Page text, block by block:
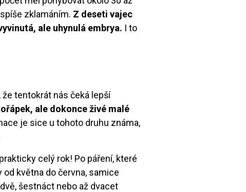
zklamáním. Z deseti vajec
ale uhynulá embrya. I to
tentokrát nás čeká lepší
ale dokonce živé malé
je sice u tohoto druhu známa,
celý rok! Po páření, které
května do června, samice
šestnáct nebo až dvacet